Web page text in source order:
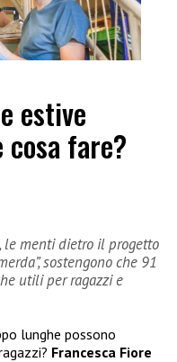
estive
fare?
le menti dietro il progetto
sostengono che 91
utili per ragazzi e
lunghe possono
Francesca Fiore